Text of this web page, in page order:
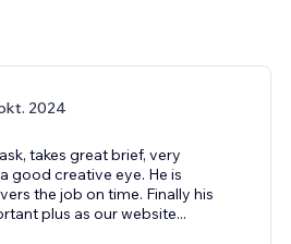
2024
takes great brief, very
good creative eye. He is
the job on time. Finally his
plus as our website...